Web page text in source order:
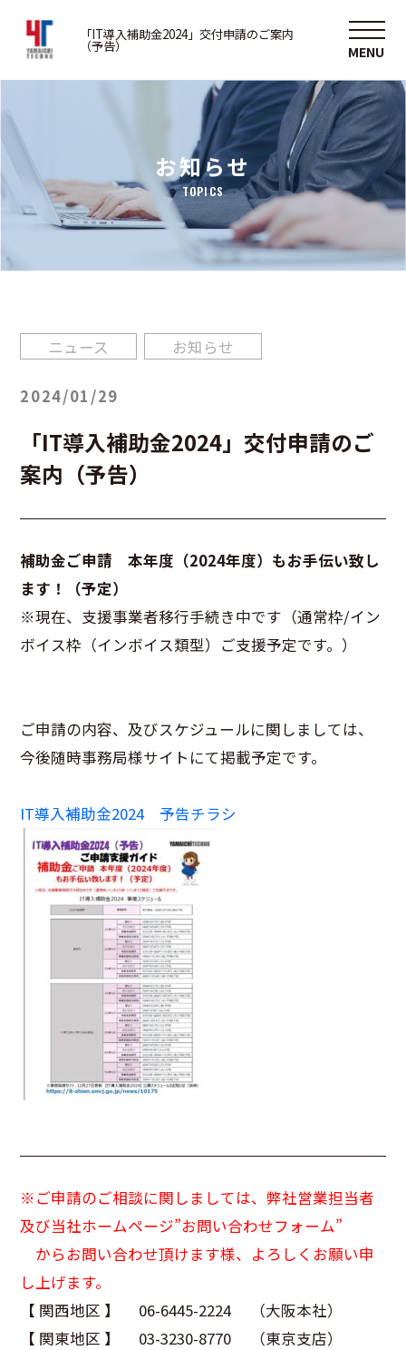
「IT導入補助金2024」交付申請のご案内
（予告）
お知らせ
TOPICS
ニュース お知らせ
2024/01/29
「IT導入補助金2024」交付申請のご
案内（予告）
補助金ご申請 本年度（2024年度）もお手伝い致し
ます！（予定）
※現在、支援事業者移行手続き中です（通常枠/イン
ボイス枠（インボイス類型）ご支援予定です。）
ご申請の内容、及びスケジュールに関しましては、
今後随時事務局様サイトにて掲載予定です。
IT導入補助金2024 予告チラシ
※ご申請のご相談に関しましては、弊社営業担当者
及び当社ホームページ”お問い合わせフォーム”
からお問い合わせ頂けます様、よろしくお願い申
し上げます。
【 関西地区 】 06-6445-2224 （大阪本社）
【 関東地区 】 03-3230-8770 （東京支店）